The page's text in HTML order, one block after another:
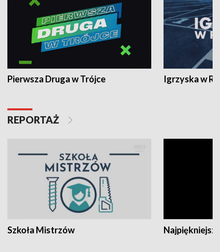
Pierwsza Druga w Trójce Igrzyska w
REPORTAŻ
Szkoła Mistrzów